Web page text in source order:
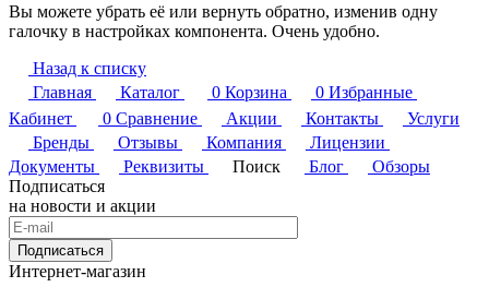
Вы можете убрать её или вернуть обратно, изменив одну
галочку в настройках компонента. Очень удобно.
Назад к списку
Главная
Каталог 0 Корзина 0 Избранные
Кабинет
0 Сравнение Акции Контакты
Услуги
Бренды
Отзывы Компания
Лицензии
Документы
Реквизиты Поиск Блог
Обзоры
Подписаться
на новости и акции
Подписаться
Интернет-магазин